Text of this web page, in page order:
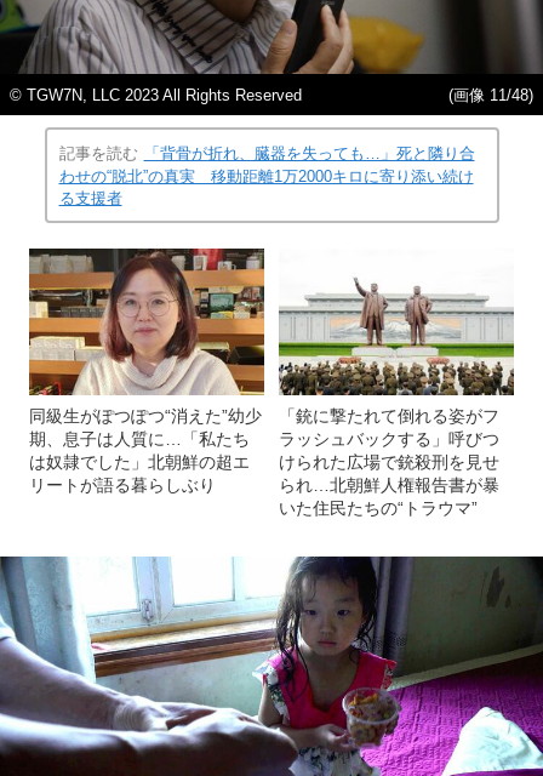
© TGW7N, LLC 2023 All Rights Reserved (画像 11/48)
記事を読む
「背骨が折れ、臓器を失っても…」死と隣り合
わせの“脱北”の真実 移動距離1万2000キロに寄り添い続け
る支援者
同級生がぽつぽつ“消えた”幼少
期、息子は人質に…「私たち
は奴隷でした」北朝鮮の超エ
リートが語る暮らしぶり
「銃に撃たれて倒れる姿がフ
ラッシュバックする」呼びつ
けられた広場で銃殺刑を見せ
られ…北朝鮮人権報告書が暴
いた住民たちの“トラウマ”